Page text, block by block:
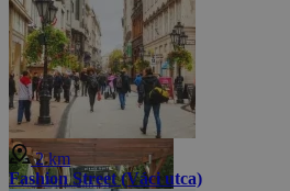
2 km
Fashion Street (Váci utca)